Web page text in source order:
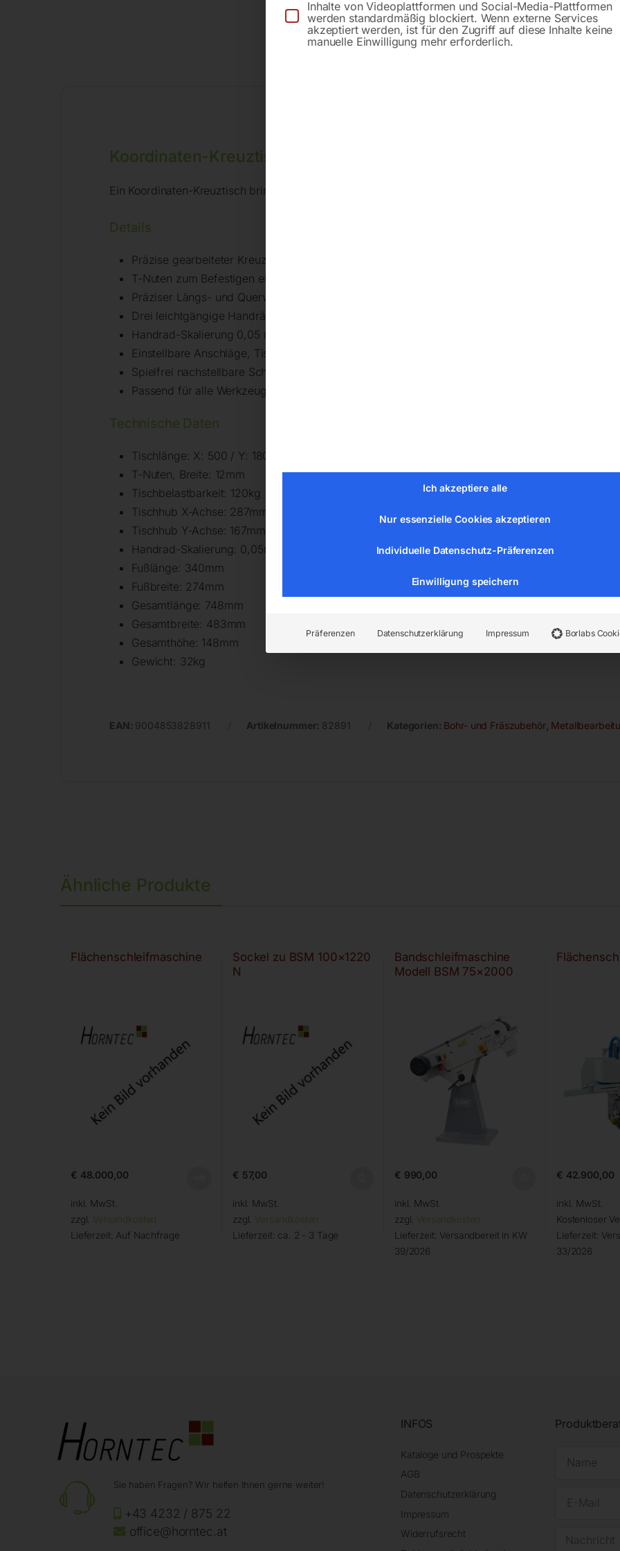
Koordinaten-Kreuztisch
Ein Koordinaten-Kreuztisch bringt Bewegung auf den Maschinentisch ideal für z.B. präzise
Details
Präzise gearbeiteter Kreuztisch mit Kühlmittelrinne
T-Nuten zum Befestigen eines Schraubstocks oder Werkstücks
Präziser Längs- und Quervorschub
Drei leichtgängige Handräder mit gut lesbaren Skalenringen
Handrad-Skalierung 0,05 mm
Einstellbare Anschläge, Tisch in jeder Position arretierbar
Spielfrei nachstellbare Schwalbenschwanzführungen
Passend für alle Werkzeugmaschinentische
Technische Daten
Tischlänge: X: 500 / Y: 180mm
T-Nuten, Breite: 12mm
Tischbelastbarkeit: 120kg
Tischhub X-Achse: 287mm
Tischhub Y-Achse: 167mm
Handrad-Skalierung: 0,05mm
Fußlänge: 340mm
Fußbreite: 274mm
Gesamtlänge: 748mm
Gesamtbreite: 483mm
Gesamthöhe: 148mm
Gewicht: 32kg
EAN: 9004853828911 Artikelnummer: 82891 Kategorien: Bohr- und Fräszubehör,
Ähnliche Produkte
Flächenschleifmaschine
€ 48.000,00
inkl. MwSt.
zzgl. Versandkosten
Lieferzeit: Auf Nachfrage
Sockel zu BSM 100×1220
N
€ 57,00
inkl. MwSt.
zzgl. Versandkosten
Lieferzeit: ca. 2 - 3 Tage
Bandschleifmaschine
Modell BSM 75×2000
€ 990,00
inkl. MwSt.
zzgl. Versandkosten
Lieferzeit: Versandbereit in KW
39/2026
€ 42.900,00
inkl. MwSt.
Kostenloser
Lieferzeit:
33/2026
Sie haben Fragen? Wir helfen Ihnen gerne weiter!
+43 4232 / 875 22
office@horntec.at
INFOS
Kataloge und Prospekte
AGB
Datenschutzerklärung
Impressum
Widerrufsrecht
Inhalte von Videoplattformen und Social-Media-Plattformen
werden standardmäßig blockiert. Wenn externe Services
akzeptiert werden, ist für den Zugriff auf diese Inhalte keine
manuelle Einwilligung mehr erforderlich.
Ich akzeptiere alle
Nur essenzielle Cookies akzeptieren
Individuelle Datenschutz-Präferenzen
Einwilligung speichern
Präferenzen Datenschutzerklärung Impressum Borlabs